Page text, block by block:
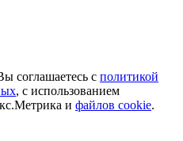
соглашаетесь с политикой
, с использованием
и файлов cookie.